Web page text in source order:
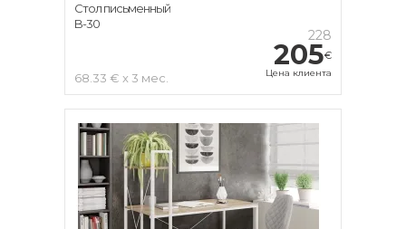
228
205€
Цена клиента
68.33 € x 3 мес.
Стол письменный
B-30